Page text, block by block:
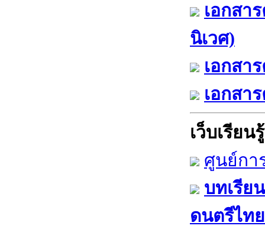
เอกสา
นิเวศ)
เอกสา
เอกสา
เว็บเรียนรู้
ศูนย์กา
บทเรีย
ดนตรีไท